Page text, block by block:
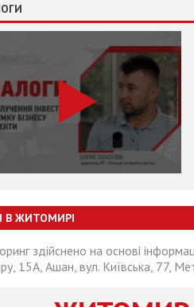
В ЖИТОМИРІ
здійснено на основі
15А, Ашан, вул. Київська, 77,